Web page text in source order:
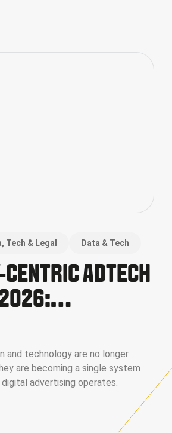
Tech & Legal Data & Tech
ADTECH
DATA, VALUE
IN DIGITAL
and technology are no longer
are becoming a single system
advertising operates.